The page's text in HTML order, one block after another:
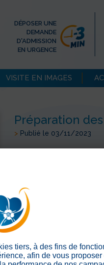
DÉPOSER UNE
DEMANDE
D'ADMISSION
EN URGENCE
VISITE EN IMAGES
Préparation
> Publié le 03/11/2023
Lundi 30 octobre, des
pour un atelier de
> Retour aux actualités
tiers, à des fins de
afin de vous